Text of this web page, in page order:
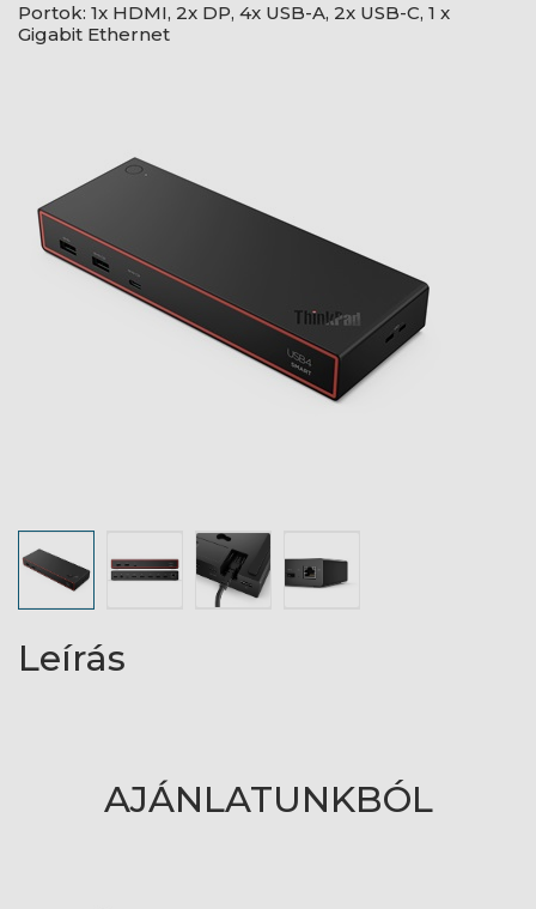
Portok: 1x HDMI, 2x DP, 4x USB-A, 2x USB-C, 1 x
Gigabit Ethernet
Leírás
AJÁNLATUNKBÓL